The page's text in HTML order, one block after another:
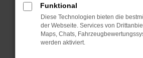
können:
Überprüfe deine Firewall
Internetverbindung.
Funktional
Diese Technologien bieten die
der Webseite. Services von
Maps, Chats,
werden aktiviert.